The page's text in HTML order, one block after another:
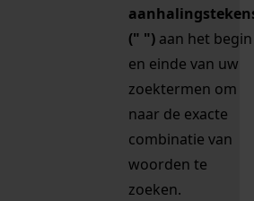
(" ") aan het begin
en einde van uw
zoektermen om
naar de exacte
combinatie van
woorden te
zoeken.